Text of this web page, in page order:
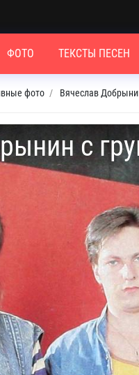
ФОТО ТЕКСТЫ ПЕСЕН
фото Вячеслав
с